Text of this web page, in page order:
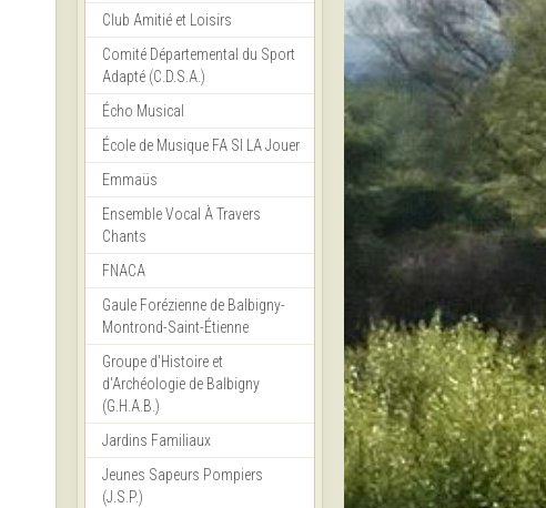
Club Amitié et Loisirs
Comité Départemental du Sport
Adapté (C.D.S.A.)
Écho Musical
École de Musique FA SI LA Jouer
Emmaüs
Ensemble Vocal À Travers
Chants
FNACA
Gaule Forézienne de Balbigny-
Montrond-Saint-Étienne
Groupe d'Histoire et
d'Archéologie de Balbigny
(G.H.A.B.)
Jardins Familiaux
Jeunes Sapeurs Pompiers
(J.S.P.)